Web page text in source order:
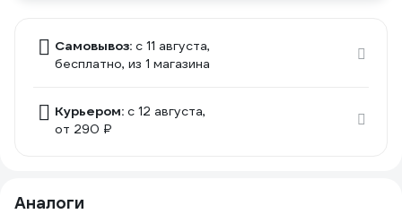
Самовывоз: c 11 августа,
бесплатно, из 1 магазина
Курьером: c 12 августа,
от 290 ₽
Аналоги